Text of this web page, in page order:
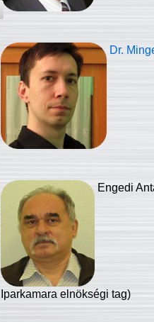
Dr.
Engedi
Iparkamara elnökségi tag)